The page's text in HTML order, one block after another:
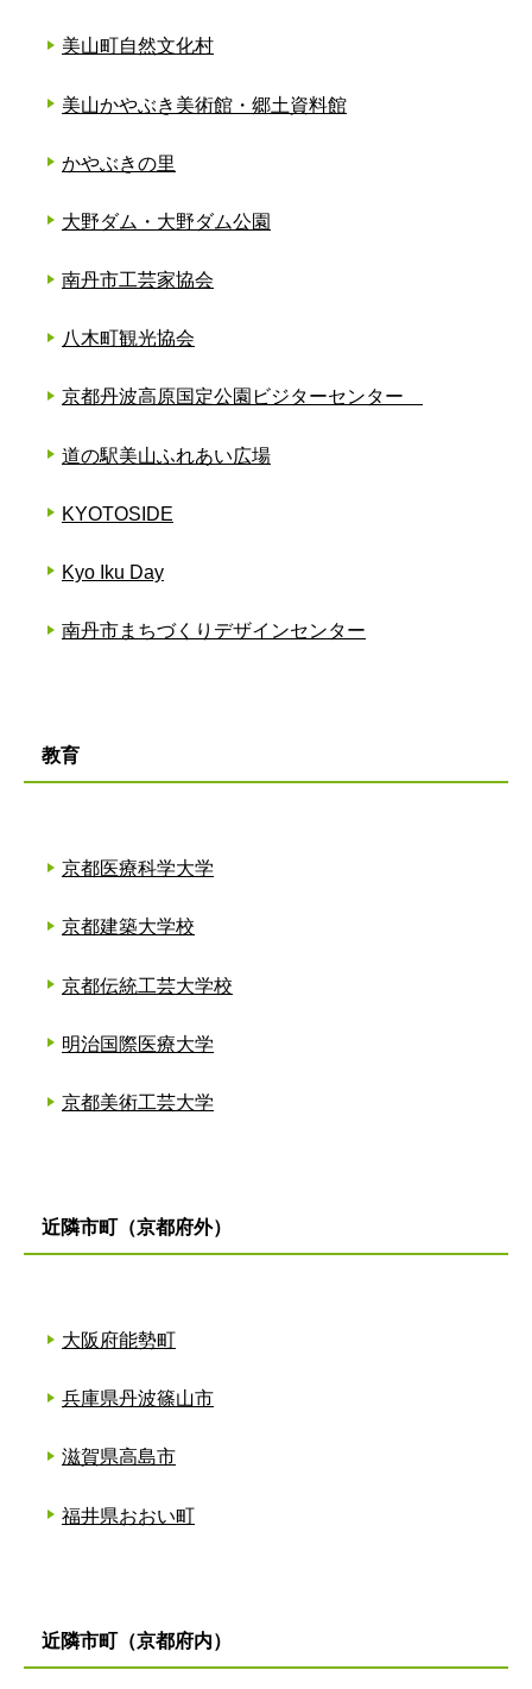
美山町自然文化村
美山かやぶき美術館・郷土資料館
かやぶきの里
大野ダム・大野ダム公園
南丹市工芸家協会
八木町観光協会
京都丹波高原国定公園ビジターセンター
道の駅美山ふれあい広場
KYOTOSIDE
Kyo Iku Day
南丹市まちづくりデザインセンター
教育
京都医療科学大学
京都建築大学校
京都伝統工芸大学校
明治国際医療大学
京都美術工芸大学
近隣市町（京都府外）
大阪府能勢町
兵庫県丹波篠山市
滋賀県高島市
福井県おおい町
近隣市町（京都府内）